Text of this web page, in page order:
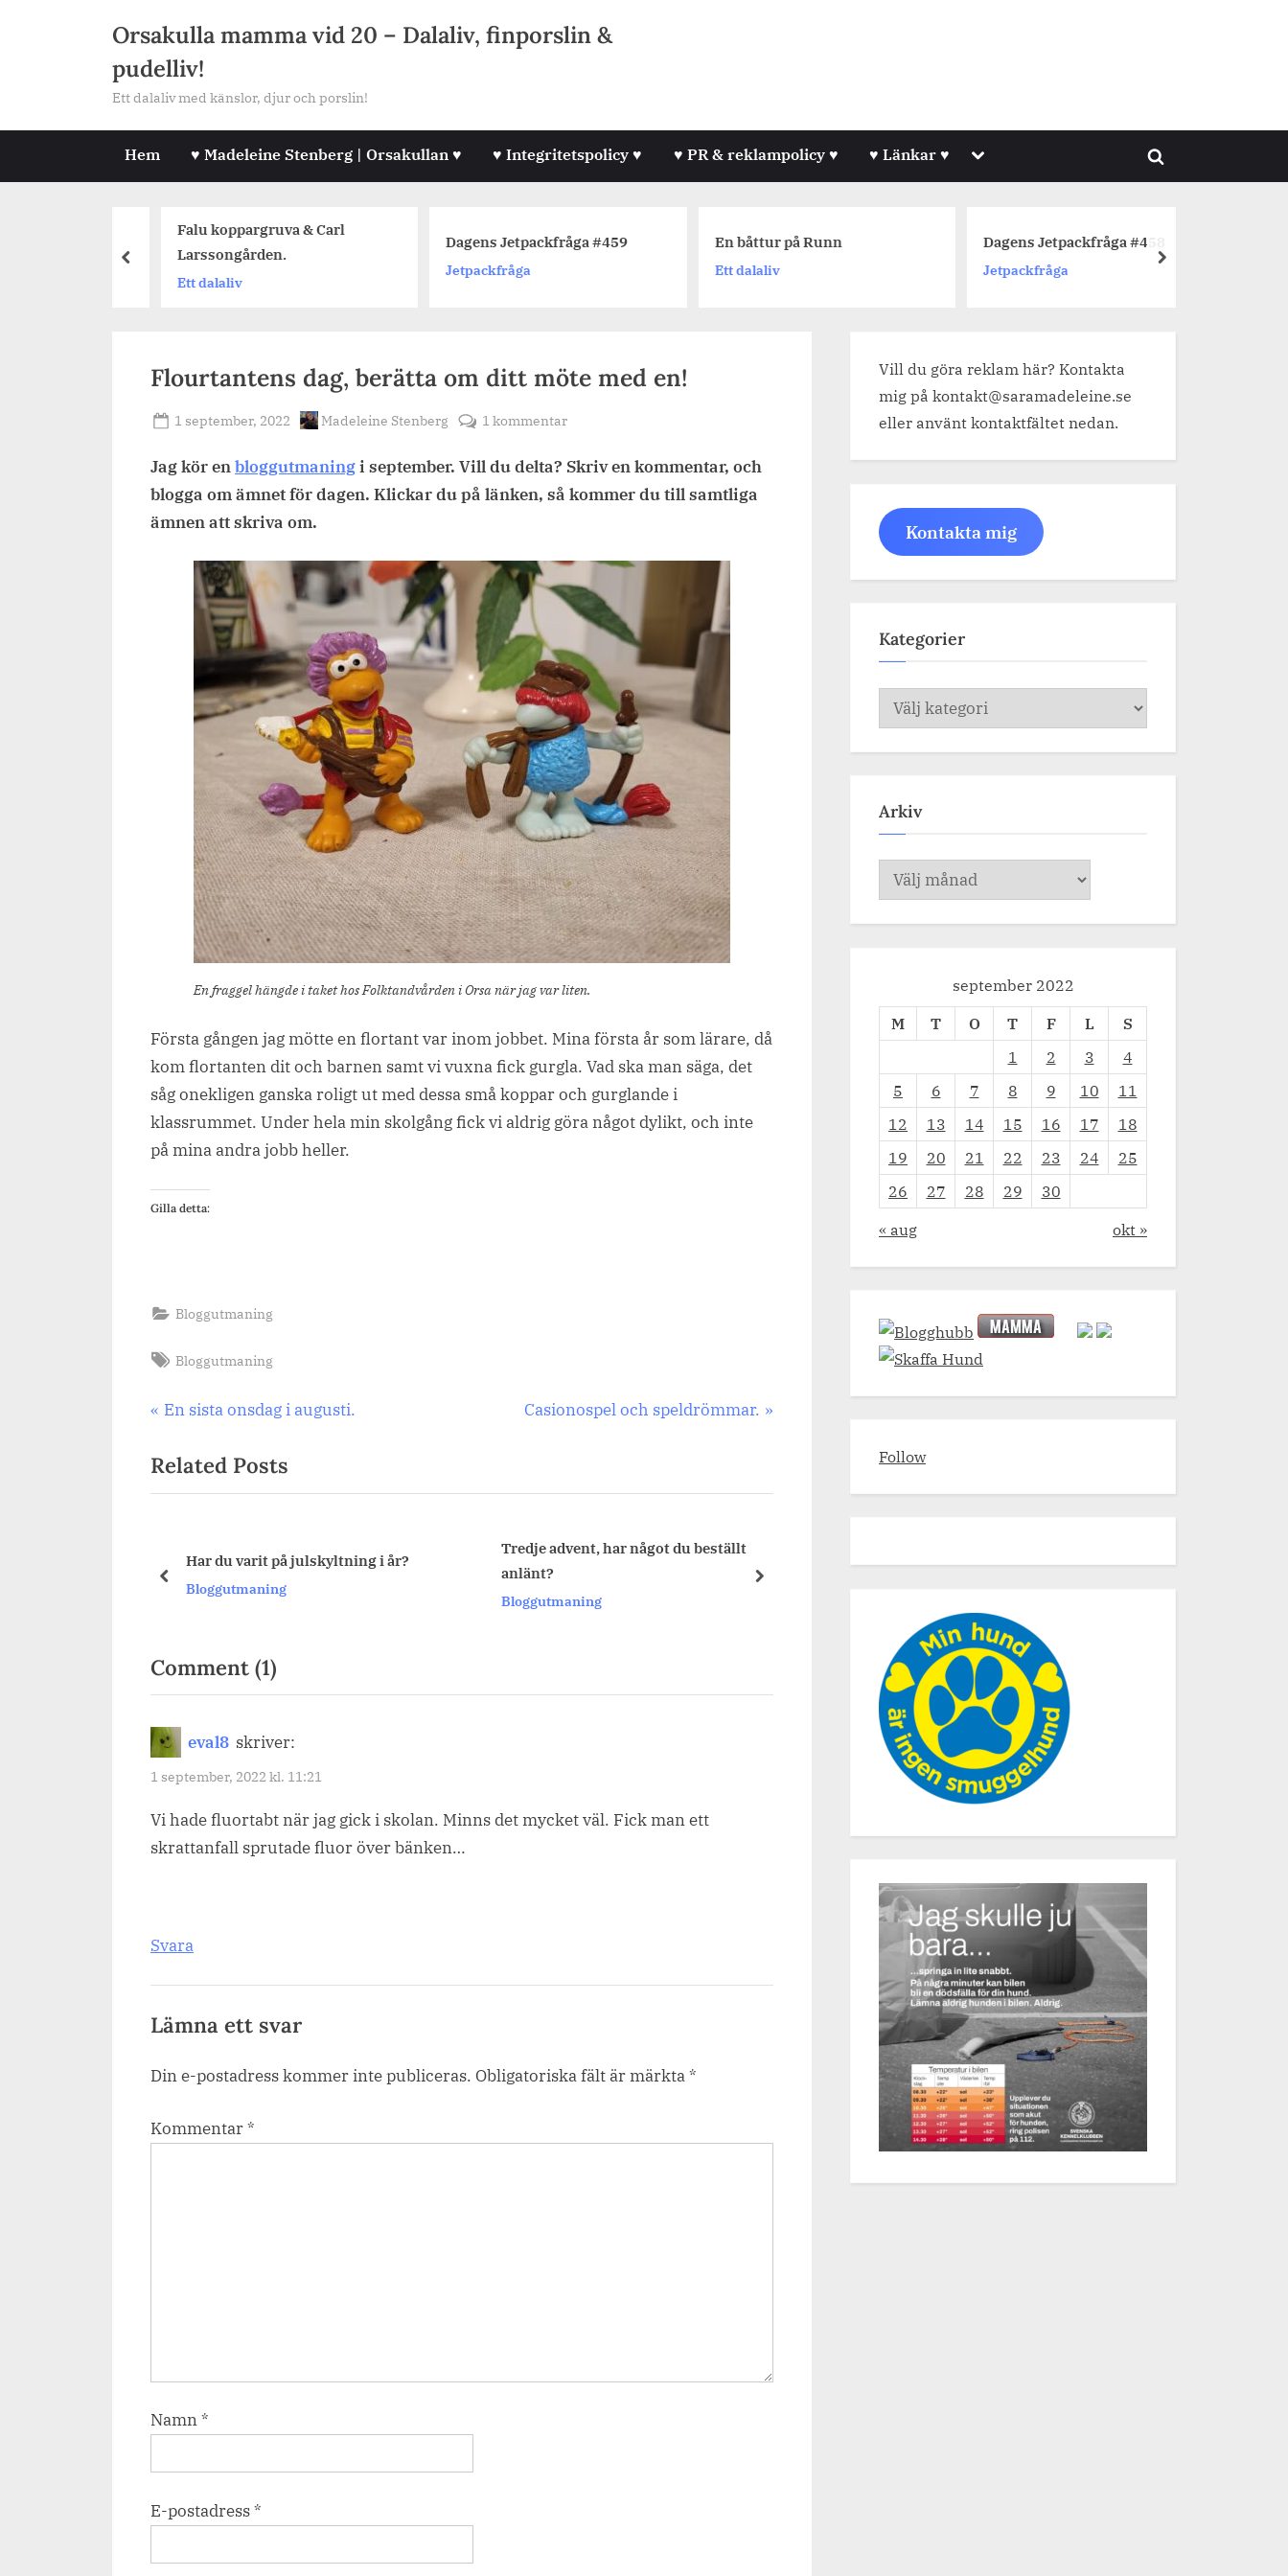
Orsakulla mamma vid 20 – Dalaliv, finporslin &
pudelliv!
Ett dalaliv med känslor, djur och porslin!
Hem ♥ Madeleine Stenberg | Orsakullan ♥ ♥ Integritetspolicy ♥ ♥ PR & reklampolicy ♥ ♥ Länkar ♥ Toggle
menu
Toggle
Falu koppargruva & Carl
Larssongården.
Ett dalaliv
Dagens Jetpackfråga #459
Jetpackfråga
En båttur på Runn
Ett dalaliv
Dagens Jetpackfråga #458
Jetpackfråga
prev next
Flourtantens dag, berätta om ditt möte med en!
Posted
1 september, 2022 By
Madeleine Stenberg 1 kommentartill
dag,
berätta
möte
med
en!
Jag kör enbloggutmaningi september. Vill du delta? Skriv en kommentar, och
blogga om ämnet för dagen. Klickar du på länken, så kommer du till samtliga
ämnen att skriva om.
En fraggel hängde i taket hos Folktandvården i Orsa när jag var liten.
Första gången jag mötte en flortant var inom jobbet. Mina första år som lärare, då
kom flortanten dit och barnen samt vi vuxna fick gurgla. Vad ska man säga, det
såg onekligen ganska roligt ut med dessa små koppar och gurglande i
klassrummet. Under hela min skolgång fick vi aldrig göra något dylikt, och inte
på mina andra jobb heller.
Gilla detta:
Bloggutmaning
Tags:
Bloggutmaning
Inläggsnavigering
Previous
En sista onsdag i augusti.
Next
Casionospel och speldrömmar.
Related Posts
Har du varit på julskyltning i år?
Bloggutmaning
Tredje advent, har något du beställt
anlänt?
Bloggutmaning
Utmaning för januari
prev next
Comment (1)
“Flourtantens
ditt
möte
eval8 skriver:
1 september, 2022 kl. 11:21
Vi hade fluortabt när jag gick i skolan. Minns det mycket väl. Fick man ett
skrattanfall sprutade fluor över bänken…
Svara
Lämna ett svar
Din e-postadress kommer inte publiceras. Obligatoriska fält är märkta*
Kommentar*
Namn*
E-postadress*
Vill du göra reklam här? Kontakta
mig på kontakt@saramadeleine.se
eller använt kontaktfältet nedan.
Kontakta mig
Kategorier
Kategorier
Arkiv
Arkiv
september 2022
M
T O T F L
S
1
2 3
4
5
6 7 8 9 10
11
12
13 14 15 16 17
18
19
20 21 22 23 24
25
26
27 28 29
30
« aug
okt »
Follow